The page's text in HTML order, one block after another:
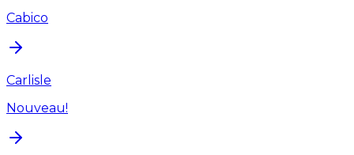
Cabico
Carlisle
Nouveau!